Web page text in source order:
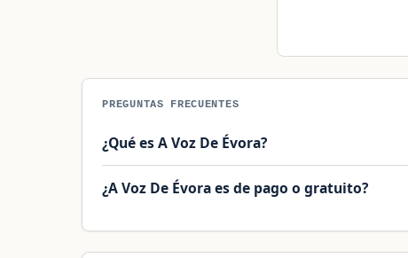
PREGUNTAS FRECUENTES
¿Qué es A Voz De Évora?
¿A Voz De Évora es de pago o gratuito?